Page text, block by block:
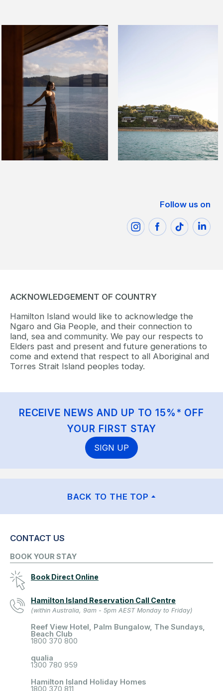
Follow us on
ACKNOWLEDGEMENT OF COUNTRY
Hamilton Island would like to acknowledge the
Ngaro and Gia People, and their connection to
land, sea and community. We pay our respects to
Elders past and present and future generations to
come and extend that respect to all Aboriginal and
Torres Strait Island peoples today.
RECEIVE NEWS AND UP TO 15%* OFF
YOUR FIRST STAY
SIGN UP
BACK TO THE TOP
CONTACT US
BOOK YOUR STAY
Book Direct Online
Hamilton Island Reservation Call Centre
(within Australia, 9am - 5pm AEST Monday to Friday)
Reef View Hotel, Palm Bungalow, The Sundays,
Beach Club
1800 370 800
qualia
1300 780 959
Hamilton Island Holiday Homes
1800 370 811